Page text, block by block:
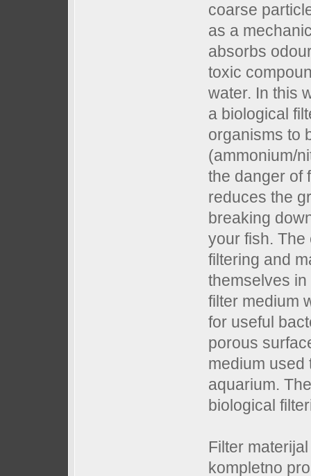
coarse
as a
absorbs
toxic
water. In this
a biological
organisms to
(ammonium/
the danger of
reduces the
breaking
your fish.
filtering and
themselves
filter medium
for useful
porous
medium used
aquarium.
biological
Filter
kompletno